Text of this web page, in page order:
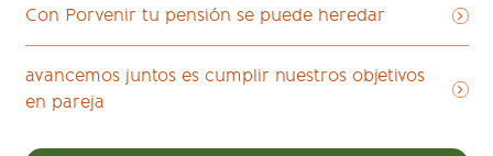
Con Porvenir tu pensión se puede heredar
avancemos juntos es cumplir nuestros objetivos
en pareja